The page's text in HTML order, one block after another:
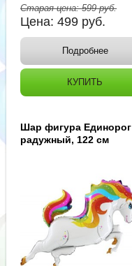
Старая цена:599руб.
Цена:499 руб.
Подробнее
КУПИТЬ
Шар фигура Единорог
радужный, 122 см